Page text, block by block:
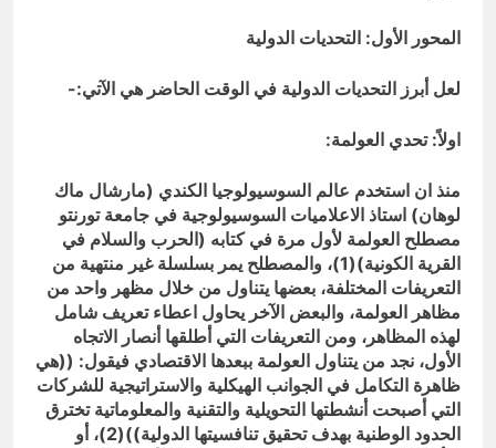
المحور الأول: التحديات الدولية
لعل أبرز التحديات الدولية في الوقت الحاضر هي الآتي:-
اولاً: تحدي العولمة:
منذ ان استخدم عالم السوسيولوجيا الكندي (مارشال ماك
لوهان) استاذ الاعلاميات السوسيولوجية في جامعة تورنتو
مصطلح العولمة لأول مرة في كتابه (الحرب والسلام في
القرية الكونية)(1)، والمصطلح يمر بسلسلة غير منتهية من
التعريفات المختلفة، بعضها يتناول من خلال مظهر واحد من
مظاهر العولمة، والبعض الآخر يحاول اعطاء تعريف شامل
لهذه المظاهر، ومن التعريفات التي أطلقها أنصار الاتجاه
الأول، نجد من يتناول العولمة ببعدها الاقتصادي فيقول: ((هي
ظاهرة التكامل في الجوانب الهيكلية والاستراتيجية للشركات
التي أصبحت أنشطتها التحويلية والتقنية والمعلوماتية تخترق
الحدود الوطنية بهدف تحقيق تنافسيتها الدولية))(2)، أو